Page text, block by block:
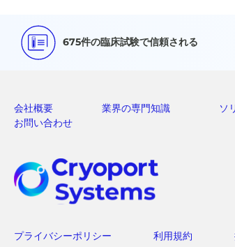
675件の臨床試験で信頼される
会社概要 業界の専門知識 ソ
お問い合わせ
プライバシーポリシー 利用規約